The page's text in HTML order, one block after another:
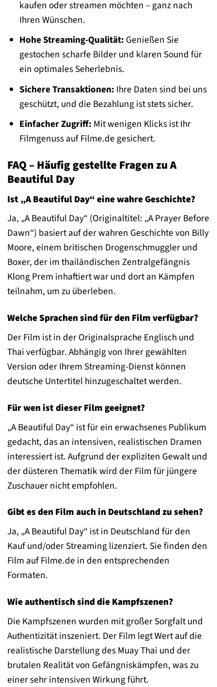
kaufen oder streamen möchten – ganz nach
Ihren Wünschen.
Hohe Streaming-Qualität: Genießen Sie
gestochen scharfe Bilder und klaren Sound für
ein optimales Seherlebnis.
Sichere Transaktionen: Ihre Daten sind bei uns
geschützt, und die Bezahlung ist stets sicher.
Einfacher Zugriff: Mit wenigen Klicks ist Ihr
Filmgenuss auf Filme.de gesichert.
FAQ – Häufig gestellte Fragen zu A
Beautiful Day
Ist „A Beautiful Day“ eine wahre Geschichte?
Ja, „A Beautiful Day“ (Originaltitel: „A Prayer Before
Dawn“) basiert auf der wahren Geschichte von Billy
Moore, einem britischen Drogenschmuggler und
Boxer, der im thailändischen Zentralgefängnis
Klong Prem inhaftiert war und dort an Kämpfen
teilnahm, um zu überleben.
Welche Sprachen sind für den Film verfügbar?
Der Film ist in der Originalsprache Englisch und
Thai verfügbar. Abhängig von Ihrer gewählten
Version oder Ihrem Streaming-Dienst können
deutsche Untertitel hinzugeschaltet werden.
Für wen ist dieser Film geeignet?
„A Beautiful Day“ ist für ein erwachsenes Publikum
gedacht, das an intensiven, realistischen Dramen
interessiert ist. Aufgrund der expliziten Gewalt und
der düsteren Thematik wird der Film für jüngere
Zuschauer nicht empfohlen.
Gibt es den Film auch in Deutschland zu sehen?
Ja, „A Beautiful Day“ ist in Deutschland für den
Kauf und/oder Streaming lizenziert. Sie finden den
Film auf Filme.de in den entsprechenden
Formaten.
Wie authentisch sind die Kampfszenen?
Die Kampfszenen wurden mit großer Sorgfalt und
Authentizität inszeniert. Der Film legt Wert auf die
realistische Darstellung des Muay Thai und der
brutalen Realität von Gefängniskämpfen, was zu
einer sehr intensiven Wirkung führt.